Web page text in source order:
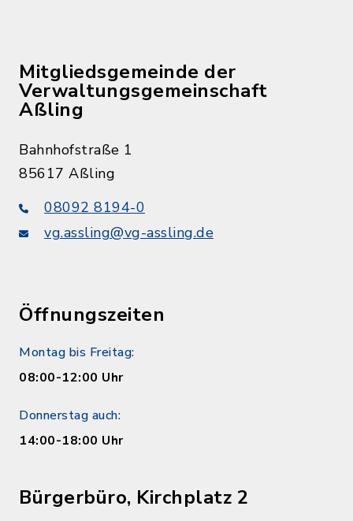
Mitgliedsgemeinde der
Verwaltungsgemeinschaft
Aßling
Bahnhofstraße 1
85617 Aßling
08092 8194-0
vg.assling@vg-assling.de
Öffnungszeiten
Montag bis Freitag:
08:00-12:00 Uhr
Donnerstag auch:
14:00-18:00 Uhr
Bürgerbüro, Kirchplatz 2